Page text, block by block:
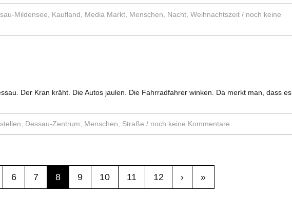
Mildensee Kaufland Media Markt Menschen Nacht Weihnachtszeit / noch keine
Der Kran kräht. Die Autos jaulen. Die Fahrradfahrer winken. Da merkt man, dass es
Dessau-Zentrum Menschen Straße / noch keine Kommentare
6 7 8 9 10 11 12 › »